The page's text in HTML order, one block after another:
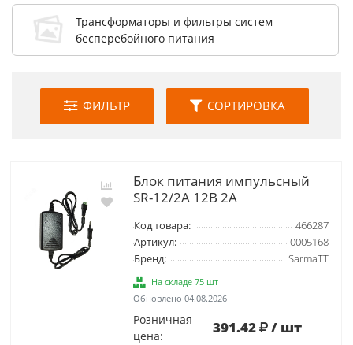
Трансформаторы и фильтры систем
бесперебойного питания
ФИЛЬТР СОРТИРОВКА
Блок питания импульсный
SR-12/2A 12В 2А
Код товара:
466287
Артикул:
0005168
Бренд:
SarmaTT
На складе 75 шт
Обновлено 04.08.2026
Розничная
цена:
391.42 / шт